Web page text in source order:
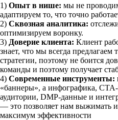
1️) Опыт в нише: мы не
адаптируем то, что точно
2️) Сквозная аналитика:
оптимизируем воронку.
3️) Доверие клиента: Клиент
знает, что мы всегда предлагаем
стратегии, поэтому не боится
команды и поэтому получает
4️) Современные инструменты:
«баннеры», а инфографика,
аудитории, DMP-данные и
— это позволяет нам выжимать
максимум эффективности